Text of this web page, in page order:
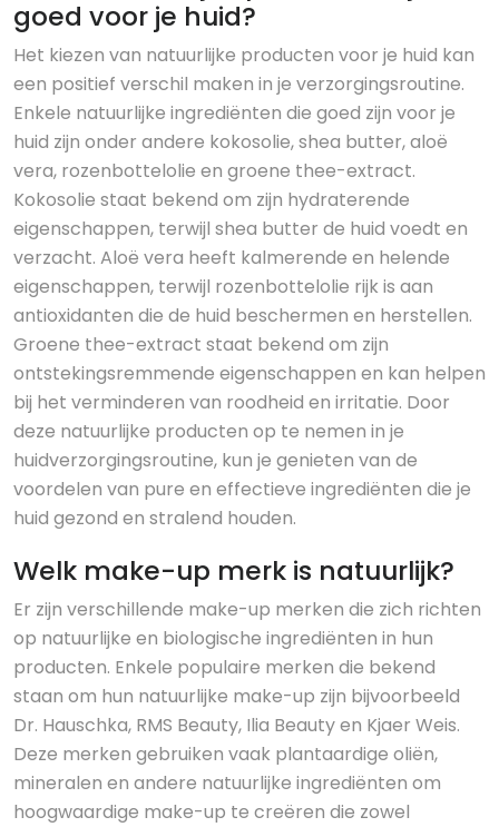
goed voor je huid?
Het kiezen van natuurlijke producten voor je huid kan
een positief verschil maken in je verzorgingsroutine.
Enkele natuurlijke ingrediënten die goed zijn voor je
huid zijn onder andere kokosolie, shea butter, aloë
vera, rozenbottelolie en groene thee-extract.
Kokosolie staat bekend om zijn hydraterende
eigenschappen, terwijl shea butter de huid voedt en
verzacht. Aloë vera heeft kalmerende en helende
eigenschappen, terwijl rozenbottelolie rijk is aan
antioxidanten die de huid beschermen en herstellen.
Groene thee-extract staat bekend om zijn
ontstekingsremmende eigenschappen en kan helpen
bij het verminderen van roodheid en irritatie. Door
deze natuurlijke producten op te nemen in je
huidverzorgingsroutine, kun je genieten van de
voordelen van pure en effectieve ingrediënten die je
huid gezond en stralend houden.
Welk make-up merk is natuurlijk?
Er zijn verschillende make-up merken die zich richten
op natuurlijke en biologische ingrediënten in hun
producten. Enkele populaire merken die bekend
staan om hun natuurlijke make-up zijn bijvoorbeeld
Dr. Hauschka, RMS Beauty, Ilia Beauty en Kjaer Weis.
Deze merken gebruiken vaak plantaardige oliën,
mineralen en andere natuurlijke ingrediënten om
hoogwaardige make-up te creëren die zowel